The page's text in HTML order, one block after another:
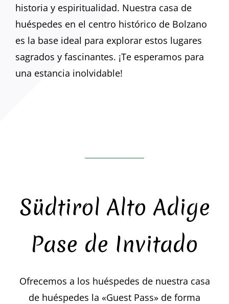
historia y espiritualidad. Nuestra casa de
huéspedes en el centro histórico de Bolzano
es la base ideal para explorar estos lugares
sagrados y fascinantes. ¡Te esperamos para
una estancia inolvidable!
Südtirol Alto Adige
Pase de Invitado
Ofrecemos a los huéspedes de nuestra casa
de huéspedes la «Guest Pass» de forma